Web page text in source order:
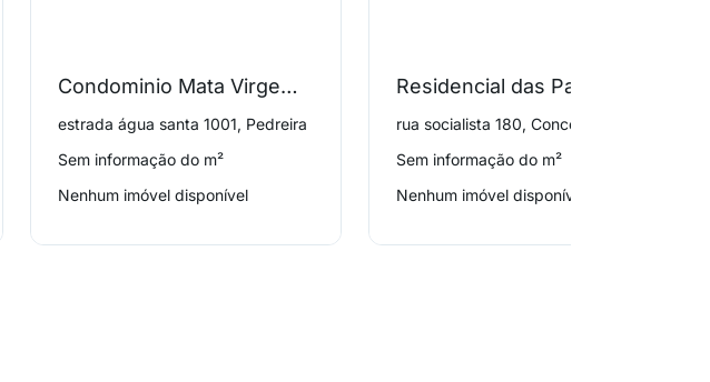
Condominio Mata Virgem 2
estrada água santa 1001, Pedreira
Sem informação do m²
Nenhum imóvel disponível
Residencial das Palmeiras
rua socialista 180, Conceição
Sem informação do m²
Nenhum imóvel disponível